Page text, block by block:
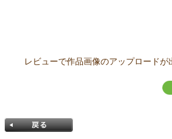
レビューで作品画像のアップロードが